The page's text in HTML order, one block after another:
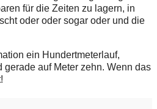
für die Zeiten zu lagern, in
oder oder sogar oder und die
ein Hundertmeterlauf,
gerade auf Meter zehn. Wenn das